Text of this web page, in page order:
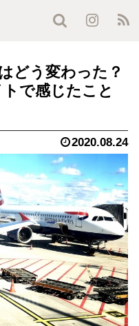
どう変わった？
で感じたこと
2020.08.24